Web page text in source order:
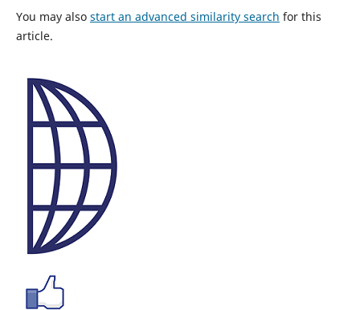
You may also start an advanced similarity search for this
article.